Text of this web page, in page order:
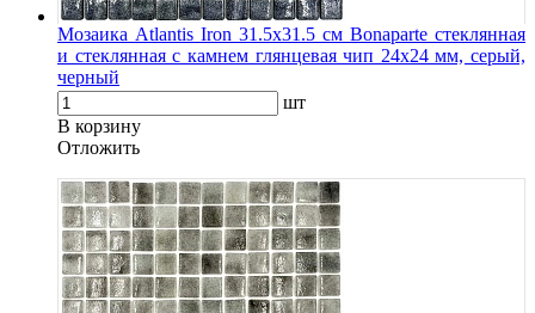
Мозаика Atlantis Iron 31.5х31.5 см Bonaparte стеклянная
и стеклянная с камнем глянцевая чип 24х24 мм, серый,
черный
шт
В корзину
Oтложить